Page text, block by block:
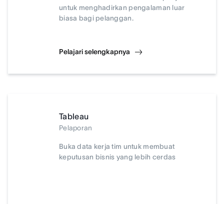
untuk menghadirkan pengalaman luar
biasa bagi pelanggan.
Pelajari selengkapnya
Tableau
Pelaporan
Buka data kerja tim untuk membuat
keputusan bisnis yang lebih cerdas